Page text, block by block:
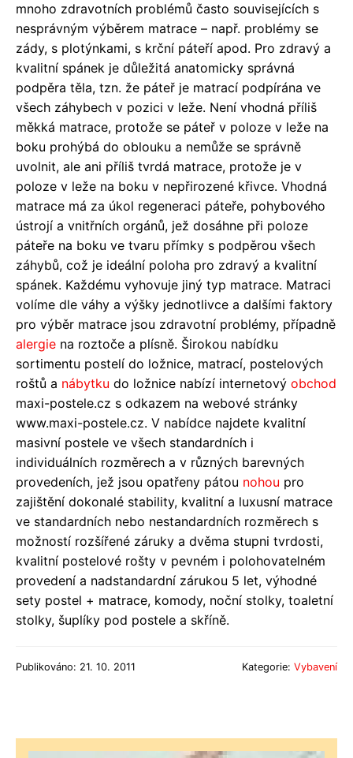
mnoho zdravotních problémů často souvisejících s
nesprávným výběrem matrace – např. problémy se
zády, s plotýnkami, s krční páteří apod. Pro zdravý a
kvalitní spánek je důležitá anatomicky správná
podpěra těla, tzn. že páteř je matrací podpírána ve
všech záhybech v pozici v leže. Není vhodná příliš
měkká matrace, protože se páteř v poloze v leže na
boku prohýbá do oblouku a nemůže se správně
uvolnit, ale ani příliš tvrdá matrace, protože je v
poloze v leže na boku v nepřirozené křivce. Vhodná
matrace má za úkol regeneraci páteře, pohybového
ústrojí a vnitřních orgánů, jež dosáhne při poloze
páteře na boku ve tvaru přímky s podpěrou všech
záhybů, což je ideální poloha pro zdravý a kvalitní
spánek. Každému vyhovuje jiný typ matrace. Matraci
volíme dle váhy a výšky jednotlivce a dalšími faktory
pro výběr matrace jsou zdravotní problémy, případně
alergie na roztoče a plísně. Širokou nabídku
sortimentu postelí do ložnice, matrací, postelových
roštů a nábytku do ložnice nabízí internetový obchod
maxi-postele.cz s odkazem na webové stránky
www.maxi-postele.cz. V nabídce najdete kvalitní
masivní postele ve všech standardních i
individuálních rozměrech a v různých barevných
provedeních, jež jsou opatřeny pátou nohou pro
zajištění dokonalé stability, kvalitní a luxusní matrace
ve standardních nebo nestandardních rozměrech s
možností rozšířené záruky a dvěma stupni tvrdosti,
kvalitní postelové rošty v pevném i polohovatelném
provedení a nadstandardní zárukou 5 let, výhodné
sety postel + matrace, komody, noční stolky, toaletní
stolky, šuplíky pod postele a skříně.
Publikováno: 21. 10. 2011 Kategorie: Vybavení